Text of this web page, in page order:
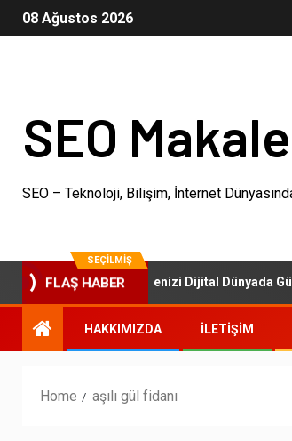
08 Ağustos 2026
SEO
SEO – Teknoloji, Bilişim, İnternet
SEÇILMIŞ
FLAŞ HABER
SEO Paketleri: İşletmenizi Dijital Dünyada
HAKKIMIZDA İLETIŞIM
Home aşılı gül fidanı